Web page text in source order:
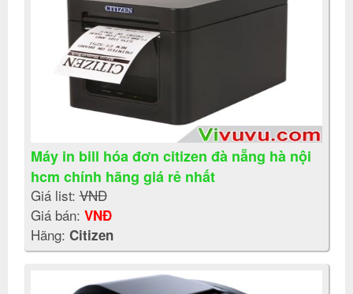
Máy in bill hóa đơn citizen đà nẵng hà nội
hcm chính hãng giá rẻ nhất
Giá list:VNĐ
Giá bán: VNĐ
Hãng: Citizen